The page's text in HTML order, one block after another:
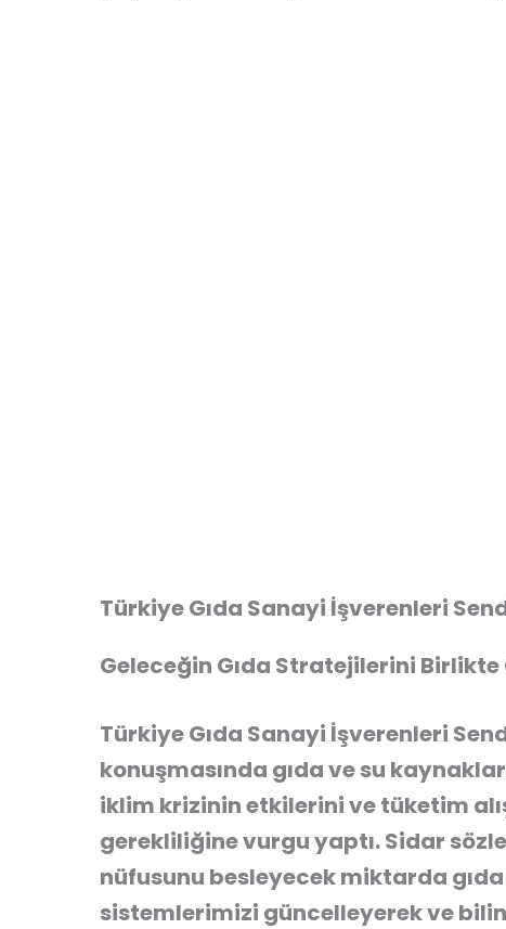
Türkiye Gıda Sanayi İşverenleri
Geleceğin Gıda Stratejilerini
Türkiye Gıda Sanayi İşverenleri
konuşmasında gıda ve su
iklim krizinin etkilerini ve tüketim
gerekliliğine vurgu yaptı. Sidar
nüfusunu besleyecek miktarda
sistemlerimizi güncelleyerek ve